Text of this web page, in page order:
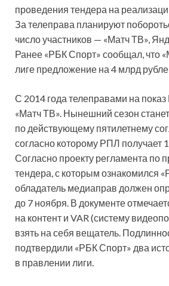
проведения тендера на
За телеправа планируют
число участников — «Матч ТВ»,
Ранее «РБК Спорт» сообщал, что
лиге предложение на 4 млрд
С 2014 года телеправами на
«Матч ТВ». Нынешний сезон
по действующему пятилетнему
согласно которому РПЛ получает
Согласно проекту регламента по
тендера, с которым ознакомился
обладатель медиаправ должен
до 7 ноября. В документе
на контент и VAR (систему
взять на себя вещатель.
подтвердили «РБК Спорт» два
в правлении лиги.